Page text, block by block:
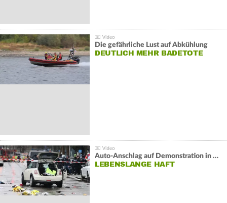
Die gefährliche Lust auf Abkühlung
DEUTLICH MEHR BADETOTE
Auto-Anschlag auf Demonstration in München:
LEBENSLANGE HAFT